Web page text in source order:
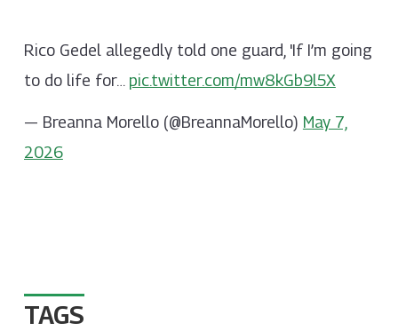
Rico Gedel allegedly told one guard, 'If I’m going
to do life for… pic.twitter.com/mw8kGb9l5X
— Breanna Morello (@BreannaMorello) May 7,
2026
TAGS